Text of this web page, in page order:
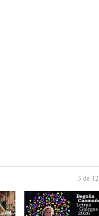
3 de 12